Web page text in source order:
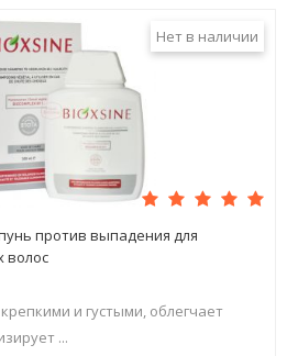
Нет в наличии
против выпадения для
волос
и густыми, облегчает
...